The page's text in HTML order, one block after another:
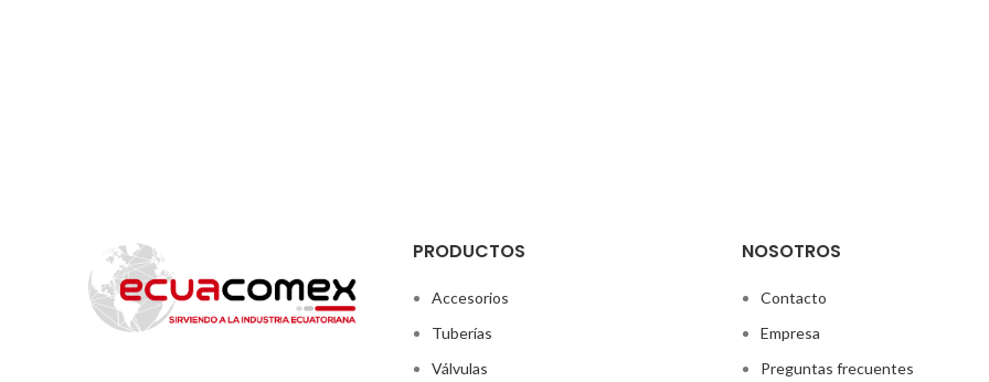
PRODUCTOS
Accesorios
Tuberías
Válvulas
NOSOTROS
Contacto
Empresa
Preguntas frecuentes